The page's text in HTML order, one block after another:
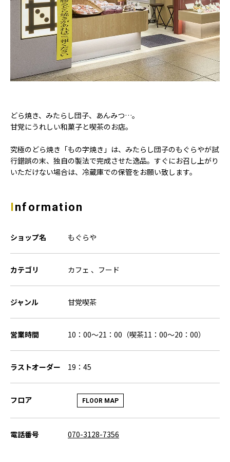
どら焼き、みたらし団子、あんみつ…。
甘党にうれしい和菓子と喫茶のお店。
究極のどら焼き「もの字焼き」は、みたらし団子のもぐらやが試
行錯誤の末、独自の製法で完成させた逸品。すぐにお召し上がり
いただけない場合は、冷蔵庫での保管をお願い致します。
Information
ショップ名 もぐらや
カテゴリ カフェ 、フード
ジャンル 甘党喫茶
営業時間 10：00～21：00（喫茶11：00～20：00）
ラストオーダー 19：45
フロア FLOOR MAP
電話番号 070-3128-7356